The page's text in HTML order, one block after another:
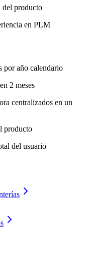
del producto
en PLM
por año calendario
2 meses
centralizados en un
producto
del usuario